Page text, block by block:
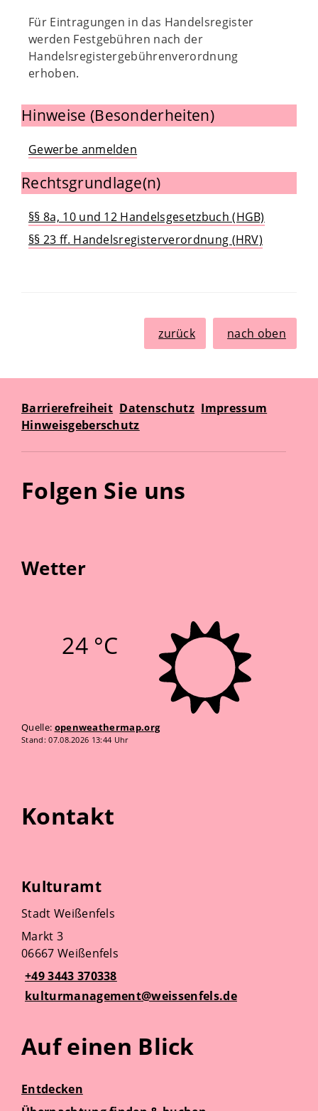
Für Eintragungen in das Handelsregister
werden Festgebühren nach der
Handelsregistergebührenverordnung
erhoben.
Hinweise (Besonderheiten)
Gewerbe anmelden
Rechtsgrundlage(n)
§§ 8a, 10 und 12 Handelsgesetzbuch (HGB)
§§ 23 ff. Handelsregisterverordnung (HRV)
zurück nach oben
Barrierefreiheit Datenschutz Impressum
Hinweisgeberschutz
Folgen Sie uns
Wetter
24 °C
Quelle: openweathermap.org
Stand: 07.08.2026 13:44 Uhr
Kontakt
Kulturamt
Stadt Weißenfels
Markt 3
06667 Weißenfels
+49 3443 370338
kulturmanagement@weissenfels.de
Auf einen Blick
Entdecken